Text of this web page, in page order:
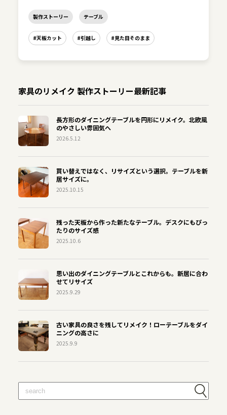
製作ストーリー テーブル
#天板カット #引越し #見た目そのまま
家具のリメイク 製作ストーリー最新記事
長方形のダイニングテーブルを円形にリメイク。北欧風
のやさしい雰囲気へ
2026.5.12
買い替えではなく、リサイズという選択。テーブルを新
居サイズに。
2025.10.15
残った天板から作った新たなテーブル。デスクにもぴっ
たりのサイズ感
2025.10.6
思い出のダイニングテーブルとこれからも。新居に合わ
せてリサイズ
2025.9.29
古い家具の良さを残してリメイク！ローテーブルをダイ
ニングの高さに
2025.9.9